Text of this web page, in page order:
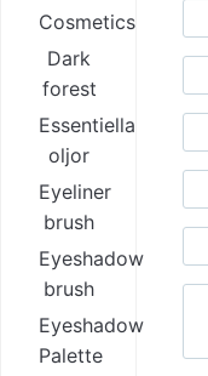
Cosmetics
Dark
forest
Essentiella
oljor
Eyeliner
brush
Eyeshadow
brush
Eyeshadow
Palette